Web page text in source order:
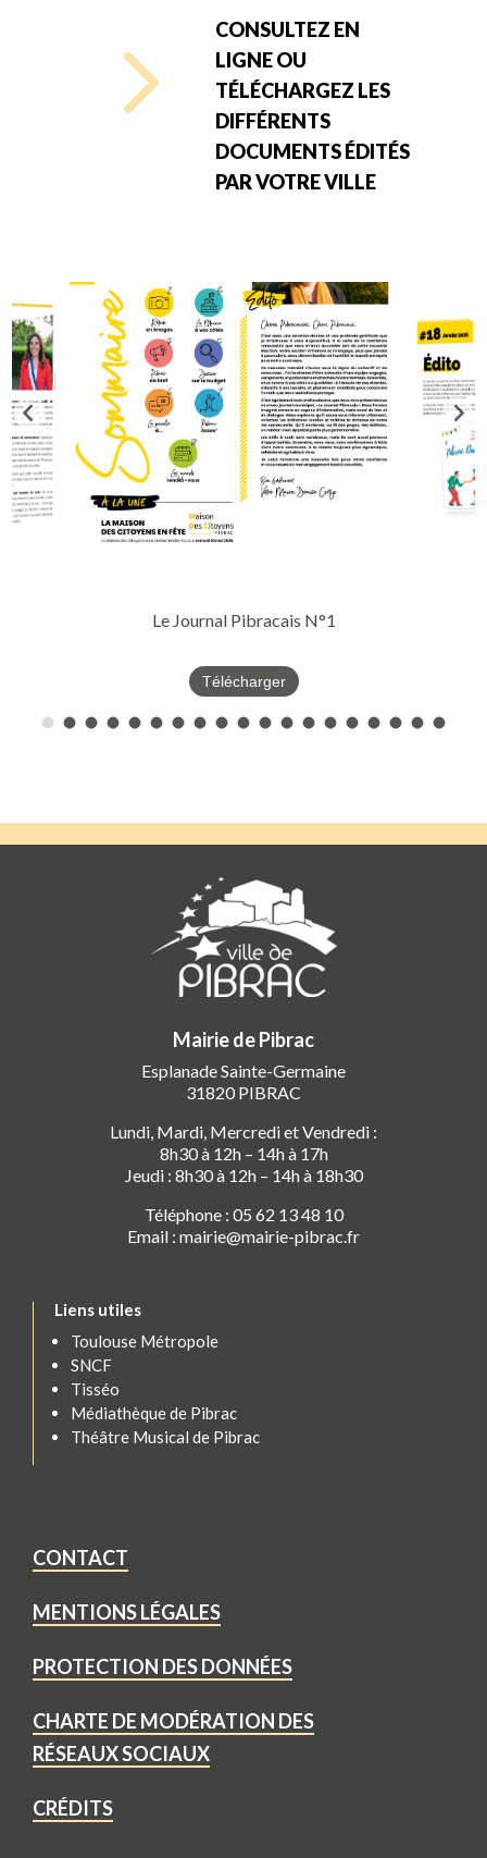
5
CONSULTEZ EN
LIGNE OU
TÉLÉCHARGEZ LES
DIFFÉRENTS
DOCUMENTS ÉDITÉS
PAR VOTRE VILLE
Le Journal Pibracais N°1
Télécharger
Mairie de Pibrac
Esplanade Sainte-Germaine
31820 PIBRAC
Lundi, Mardi, Mercredi et Vendredi :
8h30 à 12h – 14h à 17h
Jeudi : 8h30 à 12h – 14h à 18h30
Téléphone : 05 62 13 48 10
Email : mairie@mairie-pibrac.fr
Liens utiles
Toulouse Métropole
SNCF
Tisséo
Médiathèque de Pibrac
Théâtre Musical de Pibrac
CONTACT
MENTIONS LÉGALES
PROTECTION DES DONNÉES
CHARTE DE MODÉRATION DES
RÉSEAUX SOCIAUX
CRÉDITS